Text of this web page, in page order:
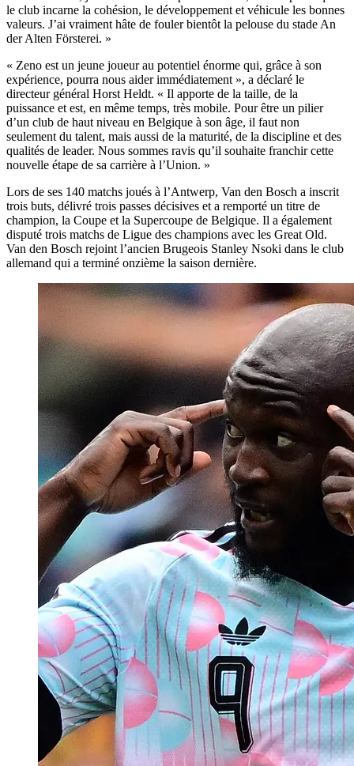
le club incarne la cohésion, le développement et véhicule les bonnes
valeurs. J’ai vraiment hâte de fouler bientôt la pelouse du stade An
der Alten Försterei. »
« Zeno est un jeune joueur au potentiel énorme qui, grâce à son
expérience, pourra nous aider immédiatement », a déclaré le
directeur général Horst Heldt. « Il apporte de la taille, de la
puissance et est, en même temps, très mobile. Pour être un pilier
d’un club de haut niveau en Belgique à son âge, il faut non
seulement du talent, mais aussi de la maturité, de la discipline et des
qualités de leader. Nous sommes ravis qu’il souhaite franchir cette
nouvelle étape de sa carrière à l’Union. »
Lors de ses 140 matchs joués à l’Antwerp, Van den Bosch a inscrit
trois buts, délivré trois passes décisives et a remporté un titre de
champion, la Coupe et la Supercoupe de Belgique. Il a également
disputé trois matchs de Ligue des champions avec les Great Old.
Van den Bosch rejoint l’ancien Brugeois Stanley Nsoki dans le club
allemand qui a terminé onzième la saison dernière.